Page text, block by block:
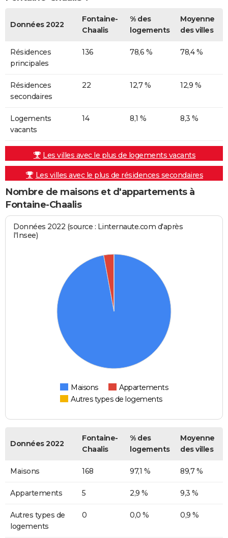
Données 2022
Fontaine-
Chaalis
% des
logements
Moyenne
des villes
Résidences
principales
136 78,6 % 78,4 %
Résidences
secondaires
22 12,7 % 12,9 %
Logements
vacants
14 8,1 % 8,3 %
Les villes avec le plus de logements vacants
Les villes avec le plus de résidences secondaires
Nombre de maisons et d'appartements à
Fontaine-Chaalis
Données 2022 (source : Linternaute.com d'après
l'Insee)
Maisons
Appartements
Autres types de logements
Données 2022
Fontaine-
Chaalis
% des
logements
Moyenne
des villes
Maisons 168 97,1 % 89,7 %
Appartements 5 2,9 % 9,3 %
Autres types de
logements
0 0,0 % 0,9 %